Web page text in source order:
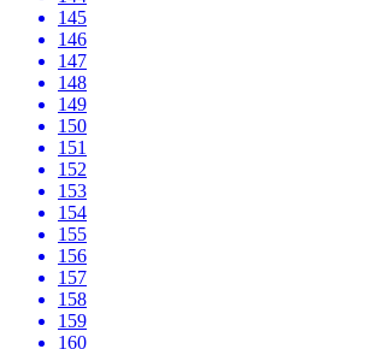
145
146
147
148
149
150
151
152
153
154
155
156
157
158
159
160